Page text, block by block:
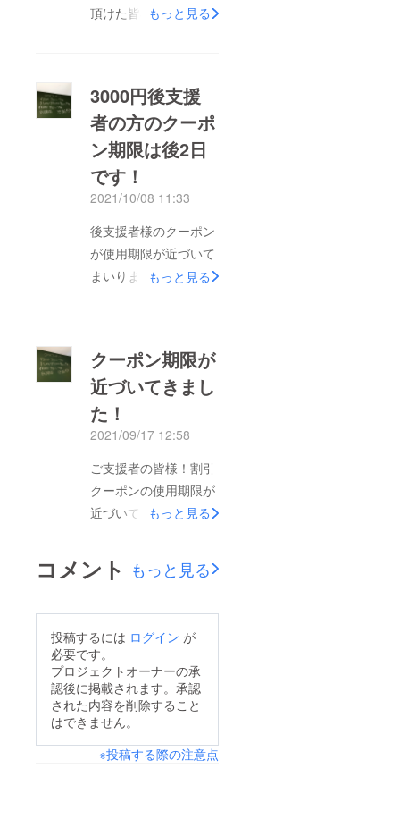
頂けた皆様クーポン期
思います。この機会に
ご自宅、ご贈答、ス
トックとご活用くださ
いませ。(クーポン
コードを無くした方は
ので、お名前をお書き
添えの上ご連絡くださ
いませ)
もっと見る
3000円後支援
者の方のクーポ
ン期限は後2日
です！
2021/10/08 11:33
後支援者様のクーポン
が使用期限が近づいて
まいりました。最初に
です。まだ冷凍庫に在
庫があるかもしれませ
んが、30%OFFはこ
れっきり。この機会に
うぞご利用くださいま
せ。通販サイトはコチ
ラです^_^
もっと見る
クーポン期限が
近づいてきまし
た！
2021/09/17 12:58
ご支援者の皆様！割引
クーポンの使用期限が
近づいてまいりまし
買い、お友達、親戚へ
のプレゼント等に有効
は10月9日まで5000
円.50000円御支援者さ
まは10月19日まで
10000円御支援者さま
なっております。クー
もっと見る
コメント もっと見る
投稿するには ログイン が
必要です。
プロジェクトオーナーの承
認後に掲載されます。承認
された内容を削除すること
はできません。
※投稿する際の注意点